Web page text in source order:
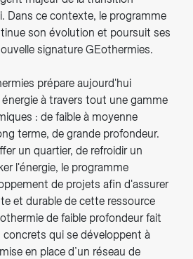
Dans ce contexte, le programme
son évolution et poursuit ses
signature GEothermies.
prépare aujourd'hui
à travers tout une gamme
: de faible à moyenne
terme, de grande profondeur.
un quartier, de refroidir un
l'énergie, le programme
de projets afin d'assurer
et durable de cette ressource
de faible profondeur fait
qui se développent à
en place d’un réseau de